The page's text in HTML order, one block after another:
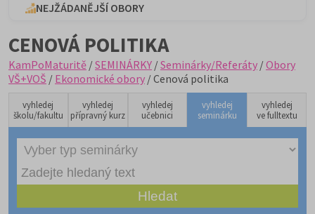
NEJŽÁDANĚJŠÍ OBORY
CENOVÁ POLITIKA
KamPoMaturitě /SEMINÁRKY /Seminárky/Referáty /Obory
VŠ+VOŠ / Ekonomické obory / Cenová politika
vyhledej
školu/fakultu
vyhledej
přípravný kurz
vyhledej
učebnici
vyhledej
seminárku
vyhledej
ve fulltextu